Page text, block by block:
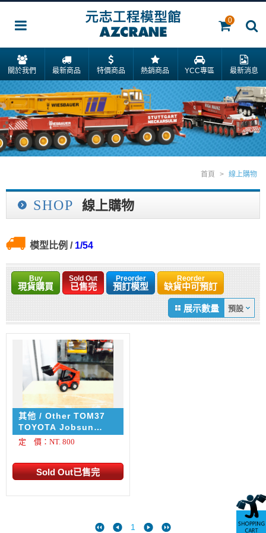
0
關於我們 最新商品 特價商品 熱銷商品 YCC專區 最新消息
SHOP 線上購物
首頁 > 線上購物
模型比例 / 1/54
Buy
現貨購買
Sold Out
已售完
Preorder
預訂模型
Reorder
缺貨中可預訂
展示數量
其他 / Other TOM37
TOYOTA Jobsun
SDK8 Skid Steer
Loader
定 價：NT. 800
1